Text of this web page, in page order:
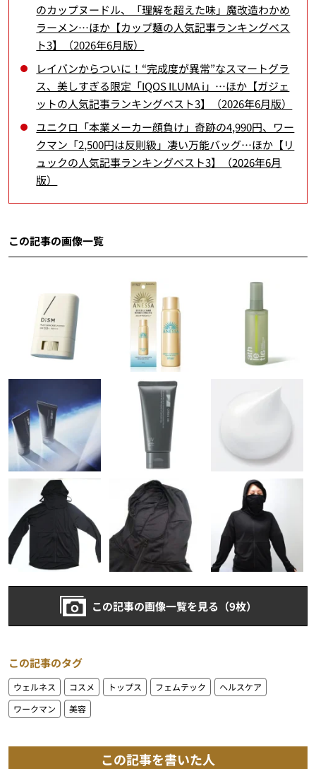
のカップヌードル、「理解を超えた味」魔改造わかめ
ラーメン…ほか【カップ麺の人気記事ランキングベス
ト3】（2026年6月版）
レイバンからついに！“完成度が異常”なスマートグラ
ス、美しすぎる限定「IQOS ILUMA i」…ほか【ガジェ
ットの人気記事ランキングベスト3】（2026年6月版）
ユニクロ「本業メーカー顔負け」奇跡の4,990円、ワー
クマン「2,500円は反則級」凄い万能バッグ…ほか【リ
ュックの人気記事ランキングベスト3】（2026年6月
版）
この記事の画像一覧
この記事の画像一覧を見る（9枚）
この記事のタグ
ウェルネス コスメ トップス フェムテック
ヘルスケア
ワークマン
美容
この記事を書いた人